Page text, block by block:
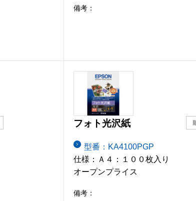
備考：
フォト光沢紙
型番：KA4100PGP
仕様：Ａ４：１００枚入り
オープンプライス
備考：